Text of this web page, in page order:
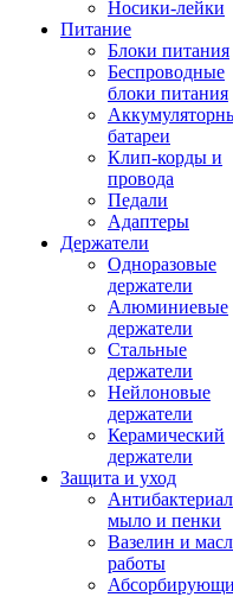
Носики-лейки
Питание
Блоки питания
Беспроводные
блоки питания
батареи
Клип-корды и
провода
Педали
Адаптеры
Держатели
Одноразовые
держатели
Алюминиевые
держатели
Стальные
держатели
Нейлоновые
держатели
Керамический
держатели
Защита и уход
мыло и пенки
Вазелин и
работы